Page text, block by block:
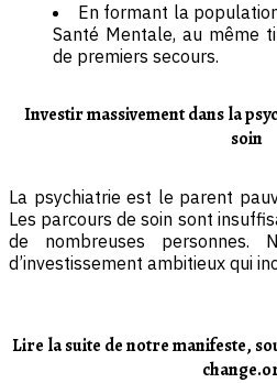
En formant la
Santé Mentale, au même
de premiers secours.
Investir massivement dans la
soin
La psychiatrie est le parent
Les parcours de soin sont
de nombreuses personnes.
d’investissement ambitieux qui
Lire la suite de notre manifeste,